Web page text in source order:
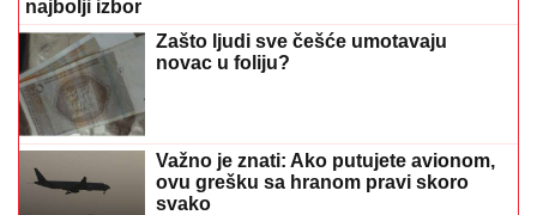
najbolji izbor
Zašto ljudi sve češće umotavaju
novac u foliju?
Važno je znati: Ako putujete avionom,
ovu grešku sa hranom pravi skoro
svako